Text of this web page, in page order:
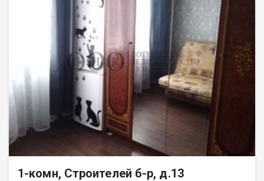
инфраструктура, рядом школа 78, 3 детских сада, ТЦ Лето
сити, магазины, остановка, детская поликлиника,
прогулочные зоны, футбольное поле. Неподалеку сквер. Один
взрослый собственник быстрый выход на сделку Приобретая
недвижимость через Федеральное Агентство Недвижимости
"Самолёт Плюс" Вы получаете: Гарантия юридической
чистоты сделки от компании, которая работает на рынке
недвижимости в городе Кемерово с 2010 года! Выгодная
ипотека только для клиентoв Cамолёт плюc! Платежи
paсчитывaютcя индивидуaльно. Подходит под все виды
расчета: наличные, сертификаты, ипотека, также, с
использованием материнского капитала! Отличный вариант
для тех, кто ценит комфорт и тишину. Рады будем ответить на
все ваши вопросы с 9:00 до 21:00​. Набиева Алия
1-комн, Строителей б-р, д.13